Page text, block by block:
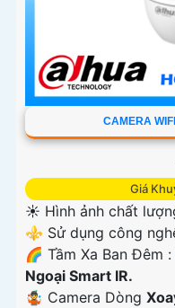
CAMERA
Giá
☀️ Hình ảnh chất
⚜️ Sử dụng công
🌈 Tầm Xa Ban Đêm :
Ngoại Smart IR.
🤹 Camera Dòng